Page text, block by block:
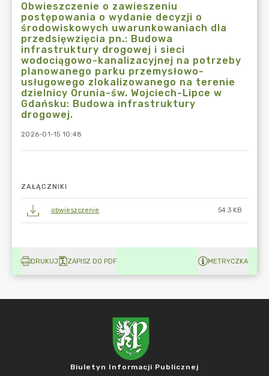
Obwieszczenie o zawieszeniu
postępowania o wydanie decyzji o
środowiskowych uwarunkowaniach dla
przedsięwzięcia pn.: Budowa
infrastruktury drogowej i sieci
wodociągowo-kanalizacyjnej na potrzeby
planowanego parku przemysłowo-
usługowego zlokalizowanego na terenie
dzielnicy Orunia-św. Wojciech-Lipce w
Gdańsku: Budowa infrastruktury
drogowej.
2026-01-15 10:48
ZAŁĄCZNIKI
obwieszczenie 54.3 KB
DRUKUJ ZAPISZ DO PDF METRYCZKA
Biuletyn Informacji Publicznej